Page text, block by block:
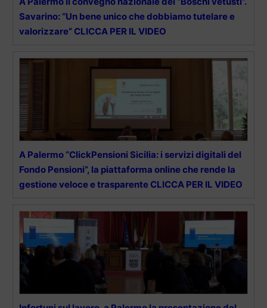
Savarino: “Un bene unico che dobbiamo tutelare e
valorizzare” CLICCA PER IL VIDEO
A Palermo “ClickPensioni Sicilia: i servizi digitali del
Fondo Pensioni”, la piattaforma online che rende la
gestione veloce e trasparente CLICCA PER IL VIDEO